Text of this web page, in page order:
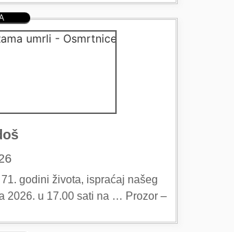
godini života, ispraćaj našeg
2026. u 17.00 sati na … Prozor –